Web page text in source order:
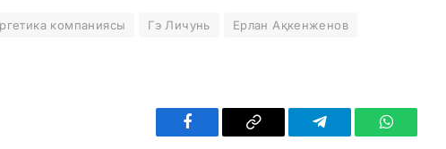
компаниясы Гэ Личунь
Ерлан Ақкенженов
Facebook Copy
Telegram WhatsApp